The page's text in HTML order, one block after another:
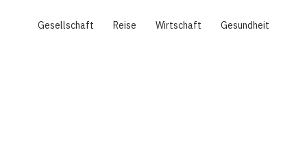
Gesellschaft Reise Wirtschaft Gesundheit